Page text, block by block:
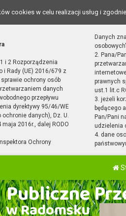
cookies w celu realizacji usług i
i 2 Rozporządzenia
i Rady (UE) 2016/679 z
ochrony osób
danych
przepływu
dyrektywy 95/46/WE
danych), Dz. U.
2016r., dalej RODO
Ochrony
Danych
2. Pana/
prawnych
ust.1 lit.c
3. jeżeli
będącego
Pan/Pani
udzielenia
4. dane
Publiczne
w Radomsku